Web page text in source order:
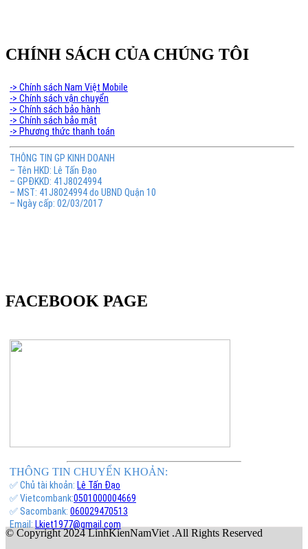
CHÍNH SÁCH CỦA CHÚNG TÔI
-> Chính sách Nam Việt Mobile
-> Chính sách vận chuyển
-> Chính sách bảo hành
-> Chính sách bảo mật
-> Phương thức thanh toán
THÔNG TIN GP KINH DOANH
– Tên HKD: Lê Tấn Đạo
– GPĐKKD: 41J8024994
– MST: 41J8024994 do UBND Quận 10
– Ngày cấp: 02/03/2017
FACEBOOK PAGE
THÔNG TIN CHUYỂN KHOẢN:
✅ Chủ tài khoản: Lê Tấn Đạo
✅ Vietcombank:0501000004669
✅ Sacombank: 060029470513
Email: Lkiet1977@gmail.com
© Copyright 2024 LinhKienNamViet .All Rights Reserved